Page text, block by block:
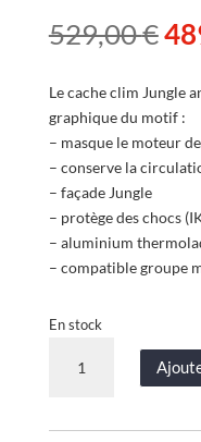
529,00€Le
Le cache clim Jungle
graphique du motif :
– masque le moteur
– conserve la
– façade Jungle
– protège des chocs
– aluminium
– compatible groupe
En stock